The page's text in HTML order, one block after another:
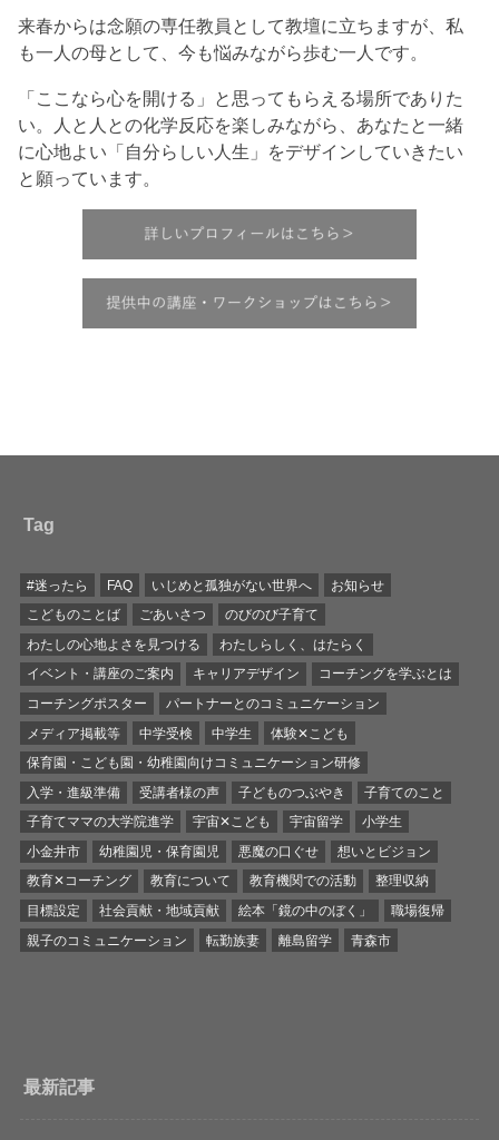
来春からは念願の専任教員として教壇に立ちますが、私
も一人の母として、今も悩みながら歩む一人です。
「ここなら心を開ける」と思ってもらえる場所でありた
い。人と人との化学反応を楽しみながら、あなたと一緒
に心地よい「自分らしい人生」をデザインしていきたい
と願っています。
Tag
#迷ったら FAQ いじめと孤独がない世界へ
お知らせ
こどものことば
ごあいさつ
のびのび子育て
わたしの心地よさを見つける
わたしらしく、はたらく
イベント・講座のご案内
キャリアデザイン
コーチングを学ぶとは
コーチングポスター
パートナーとのコミュニケーション
メディア掲載等
中学受検 中学生
体験✕こども
保育園・こども園・幼稚園向けコミュニケーション研修
入学・進級準備
受講者様の声 子どものつぶやき
子育てのこと
子育てママの大学院進学
宇宙✕こども 宇宙留学
小学生
小金井市
幼稚園児・保育園児 悪魔の口ぐせ
想いとビジョン
教育✕コーチング
教育について 教育機関での活動
整理収納
目標設定
社会貢献・地域貢献 絵本「鏡の中のぼく」
職場復帰
親子のコミュニケーション
転勤族妻 離島留学 青森市
最新記事